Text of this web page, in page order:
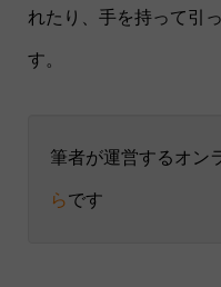
れたり、手を持って引
す。
筆者が運営するオン
らです